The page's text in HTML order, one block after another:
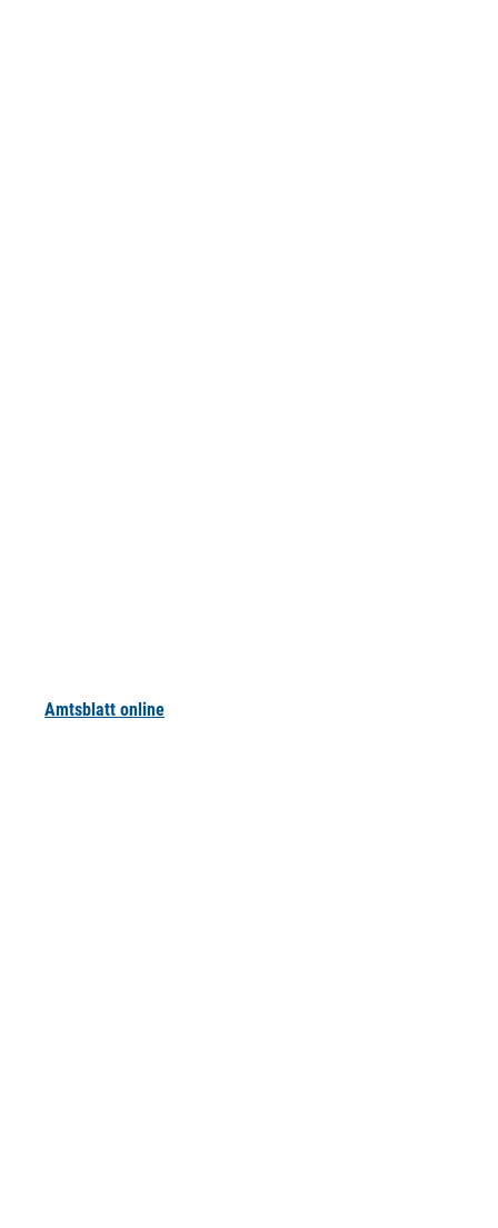
Amtsblatt online